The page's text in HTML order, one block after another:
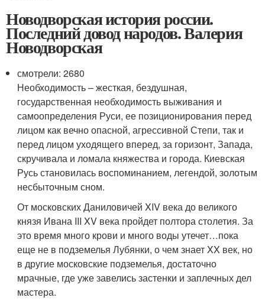
Новодворская история россии.
Последний довод народов. Валерия
Новодворская
смотрели: 2680
Необходимость – жесткая, бездушная,
государственная необходимость выживания и
самоопределения Руси, ее позиционирования перед
лицом как вечно опасной, агрессивной Степи, так и
перед лицом уходящего вперед, за горизонт, Запада,
скручивала и ломала княжества и города. Киевская
Русь становилась воспоминанием, легендой, золотым
несбыточным сном.
От московских Даниловичей XIV века до великого
князя Ивана III XV века пройдет полтора столетия. За
это время много крови и много воды утечет…пока
еще не в подземелья Лубянки, о чем знает XX век, но
в другие московские подземелья, достаточно
мрачные, где уже завелись застенки и заплечных дел
мастера.